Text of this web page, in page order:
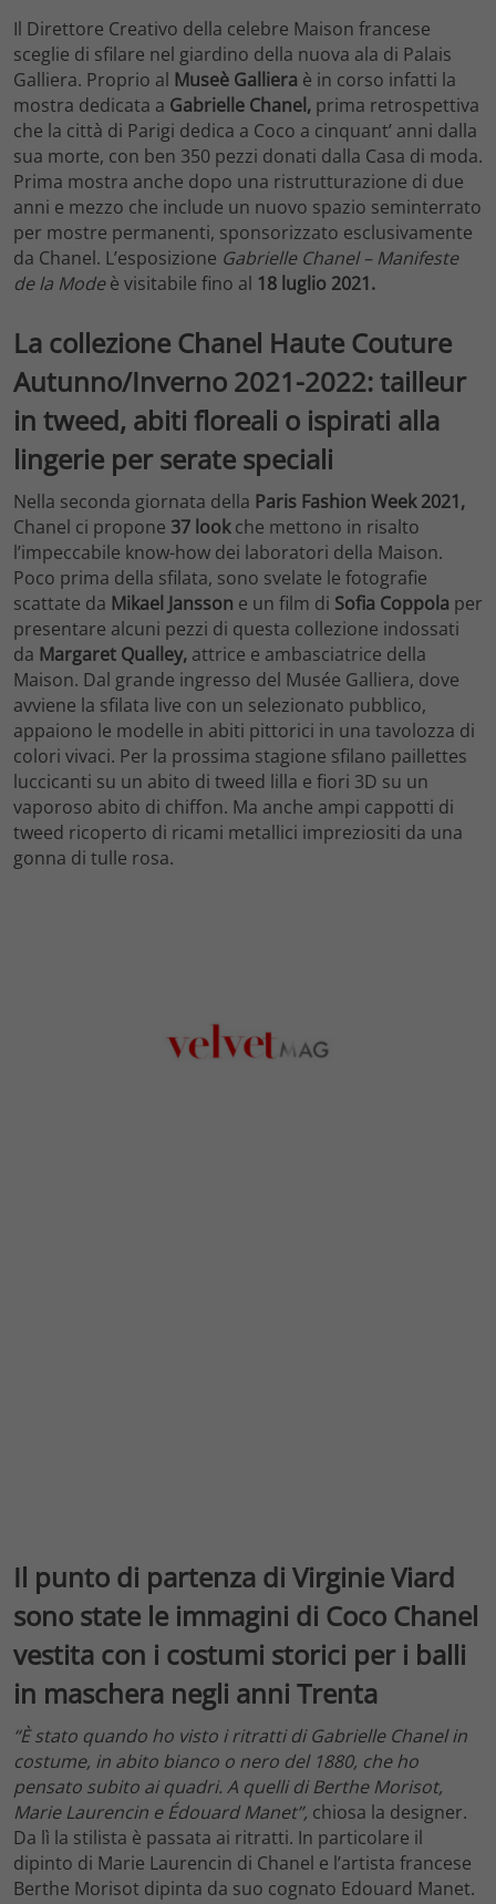
Il Direttore Creativo della celebre Maison francese
sceglie di sfilare nel giardino della nuova ala di Palais
Galliera. Proprio al Museè Galliera è in corso infatti la
mostra dedicata a Gabrielle Chanel, prima retrospettiva
che la città di Parigi dedica a Coco a cinquant’ anni dalla
sua morte, con ben 350 pezzi donati dalla Casa di moda.
Prima mostra anche dopo una ristrutturazione di due
anni e mezzo che include un nuovo spazio seminterrato
per mostre permanenti, sponsorizzato esclusivamente
da Chanel. L’esposizione Gabrielle Chanel – Manifeste
de la Modeè visitabile fino al 18 luglio 2021.
La collezione Chanel Haute Couture
Autunno/Inverno 2021-2022: tailleur
in tweed, abiti floreali o ispirati alla
lingerie per serate speciali
Nella seconda giornata della Paris Fashion Week 2021,
Chanel ci propone 37 lookche mettono in risalto
l’impeccabile know-how dei laboratori della Maison.
Poco prima della sfilata, sono svelate le fotografie
scattate da Mikael Jansson e un film di Sofia Coppola per
presentare alcuni pezzi di questa collezione indossati
da Margaret Qualley, attrice e ambasciatrice della
Maison. Dal grande ingresso del Musée Galliera, dove
avviene la sfilata live con un selezionato pubblico,
appaiono le modelle in abiti pittorici in una tavolozza di
colori vivaci. Per la prossima stagione sfilano paillettes
luccicanti su un abito di tweed lilla e fiori 3D su un
vaporoso abito di chiffon. Ma anche ampi cappotti di
tweed ricoperto di ricami metallici impreziositi da una
gonna di tulle rosa.
Il punto di partenza di Virginie Viard
sono state le immagini di Coco Chanel
vestita con i costumi storici per i balli
in maschera negli anni Trenta
“È stato quando ho visto i ritratti di Gabrielle Chanel in
costume, in abito bianco o nero del 1880, che ho
pensato subito ai quadri. A quelli di Berthe Morisot,
Marie Laurencin e Édouard Manet”, chiosa la designer.
Da lì la stilista è passata ai ritratti. In particolare il
dipinto di Marie Laurencin di Chanel e l’artista francese
Berthe Morisot dipinta da suo cognato Edouard Manet.